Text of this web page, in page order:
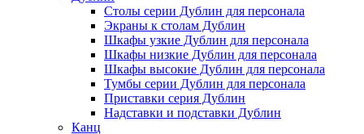
Столы серии Дублин для персонала
Экраны к столам Дублин
Шкафы узкие Дублин для персонала
Шкафы низкие Дублин для персонала
Шкафы высокие Дублин для персонала
Тумбы серии Дублин для персонала
Приставки серия Дублин
Надставки и подставки Дублин
Канц